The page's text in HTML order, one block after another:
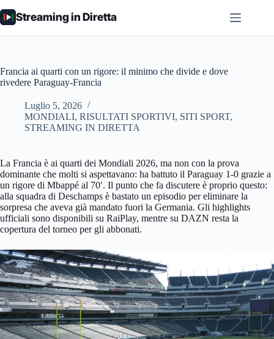
al
contenuto
Streaming in Diretta
Francia ai quarti con un rigore: il minimo che divide e dove
rivedere Paraguay-Francia
Luglio 5, 2026
MONDIALI, RISULTATI SPORTIVI, SITI SPORT,
STREAMING IN DIRETTA
La Francia è ai quarti dei Mondiali 2026, ma non con la prova
dominante che molti si aspettavano: ha battuto il Paraguay 1-0 grazie a
un rigore di Mbappé al 70′. Il punto che fa discutere è proprio questo:
alla squadra di Deschamps è bastato un episodio per eliminare la
sorpresa che aveva già mandato fuori la Germania. Gli highlights
ufficiali sono disponibili su RaiPlay, mentre su DAZN resta la
copertura del torneo per gli abbonati.